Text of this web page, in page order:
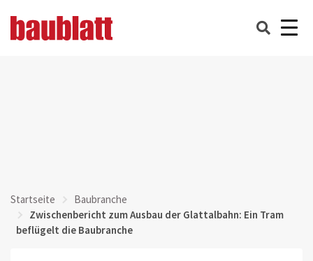
Startseite
Baubranche
Zwischenbericht zum Ausbau der Glattalbahn: Ein Tram
beflügelt die Baubranche